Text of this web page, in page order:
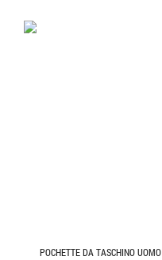
POCHETTE DA TASCHINO